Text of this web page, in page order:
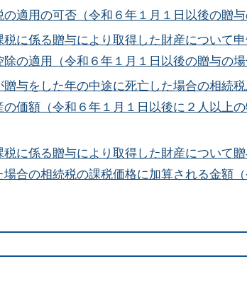
適用の可否（令和６年１月１日以後の贈与
税に係る贈与により取得した財産について
の適用（令和６年１月１日以後の贈与の場
贈与をした年の中途に死亡した場合の相続
の価額（令和６年１月１日以後に２人以上
税に係る贈与により取得した財産について
場合の相続税の課税価格に加算される金額